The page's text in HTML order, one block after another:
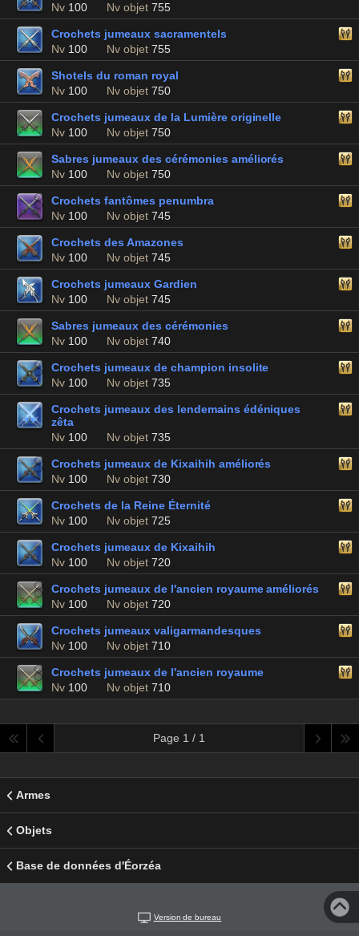
Nv 100 Nv objet 755
Crochets jumeaux sacramentels
Nv 100 Nv objet 755
Shotels du roman royal
Nv 100 Nv objet 750
Crochets jumeaux de la Lumière originelle
Nv 100 Nv objet 750
Sabres jumeaux des cérémonies améliorés
Nv 100 Nv objet 750
Crochets fantômes penumbra
Nv 100 Nv objet 745
Crochets des Amazones
Nv 100 Nv objet 745
Crochets jumeaux Gardien
Nv 100 Nv objet 745
Sabres jumeaux des cérémonies
Nv 100 Nv objet 740
Crochets jumeaux de champion insolite
Nv 100 Nv objet 735
Crochets jumeaux des lendemains édéniques
zêta
Nv 100 Nv objet 735
Crochets jumeaux de Kixaihih améliorés
Nv 100 Nv objet 730
Crochets de la Reine Éternité
Nv 100 Nv objet 725
Crochets jumeaux de Kixaihih
Nv 100 Nv objet 720
Crochets jumeaux de l'ancien royaume améliorés
Nv 100 Nv objet 720
Crochets jumeaux valigarmandesques
Nv 100 Nv objet 710
Crochets jumeaux de l'ancien royaume
Nv 100 Nv objet 710
Page 1 / 1
Armes
Objets
Base de données d'Éorzéa
Version de bureau